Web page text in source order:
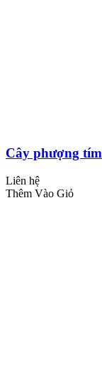
Cây phượng tím
Liên hệ
Thêm Vào Giỏ